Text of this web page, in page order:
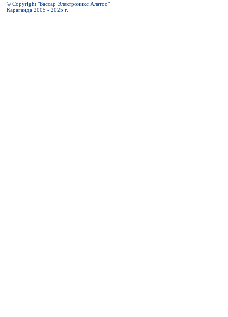
© Copyright "Бассар Электроникс Алатоо"
Караганда 2005 - 2025 г.